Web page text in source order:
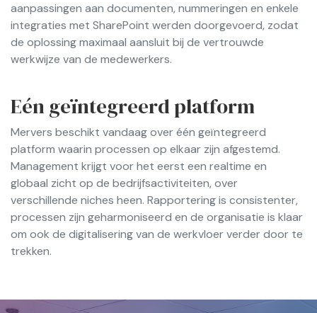
aanpassingen aan documenten, nummeringen en enkele
integraties met SharePoint werden doorgevoerd, zodat
de oplossing maximaal aansluit bij de vertrouwde
werkwijze van de medewerkers.
Eén geïntegreerd platform
Mervers beschikt vandaag over één geïntegreerd
platform waarin processen op elkaar zijn afgestemd.
Management krijgt voor het eerst een realtime en
globaal zicht op de bedrijfsactiviteiten, over
verschillende niches heen. Rapportering is consistenter,
processen zijn geharmoniseerd en de organisatie is klaar
om ook de digitalisering van de werkvloer verder door te
trekken.